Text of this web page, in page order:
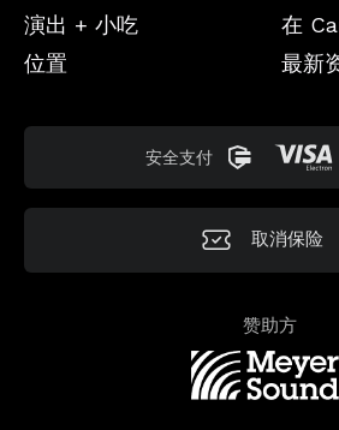
演出 + 小吃
位置
在
最新
安全支付
取消保险
赞助方